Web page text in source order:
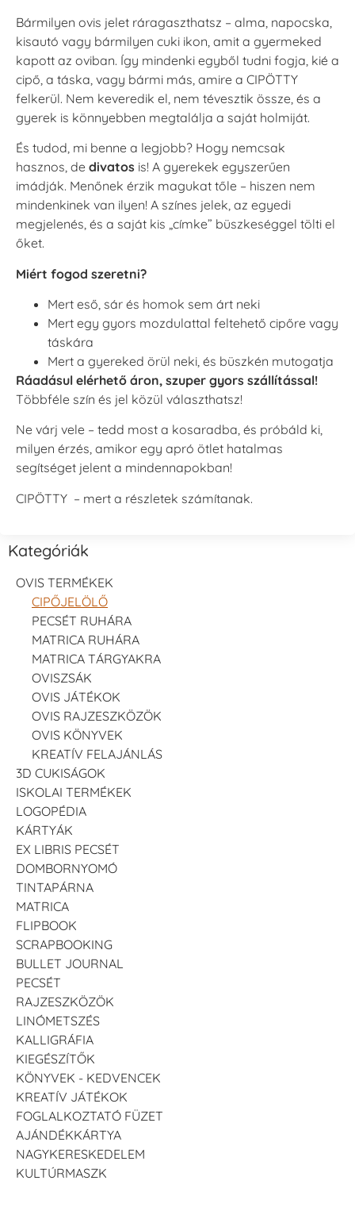
Bármilyen ovis jelet ráragaszthatsz – alma, napocska,
kisautó vagy bármilyen cuki ikon, amit a gyermeked
kapott az oviban. Így mindenki egyből tudni fogja, kié a
cipő, a táska, vagy bármi más, amire a CIPÖTTY
felkerül. Nem keveredik el, nem tévesztik össze, és a
gyerek is könnyebben megtalálja a saját holmiját.
És tudod, mi benne a legjobb? Hogy nemcsak
hasznos, de divatos is! A gyerekek egyszerűen
imádják. Menőnek érzik magukat tőle – hiszen nem
mindenkinek van ilyen! A színes jelek, az egyedi
megjelenés, és a saját kis „címke” büszkeséggel tölti el
őket.
Miért fogod szeretni?
Mert eső, sár és homok sem árt neki
Mert egy gyors mozdulattal feltehető cipőre vagy
táskára
Mert a gyereked örül neki, és büszkén mutogatja
Ráadásul elérhető áron, szuper gyors szállítással!
Többféle szín és jel közül választhatsz!
Ne várj vele – tedd most a kosaradba, és próbáld ki,
milyen érzés, amikor egy apró ötlet hatalmas
segítséget jelent a mindennapokban!
CIPÖTTY – mert a részletek számítanak.
Kategóriák
OVIS TERMÉKEK
CIPŐJELÖLŐ
PECSÉT RUHÁRA
MATRICA RUHÁRA
MATRICA TÁRGYAKRA
OVISZSÁK
OVIS JÁTÉKOK
OVIS RAJZESZKÖZÖK
OVIS KÖNYVEK
KREATÍV FELAJÁNLÁS
3D CUKISÁGOK
ISKOLAI TERMÉKEK
LOGOPÉDIA
KÁRTYÁK
EX LIBRIS PECSÉT
DOMBORNYOMÓ
TINTAPÁRNA
MATRICA
FLIPBOOK
SCRAPBOOKING
BULLET JOURNAL
PECSÉT
RAJZESZKÖZÖK
LINÓMETSZÉS
KALLIGRÁFIA
KIEGÉSZÍTŐK
KÖNYVEK - KEDVENCEK
KREATÍV JÁTÉKOK
FOGLALKOZTATÓ FÜZET
AJÁNDÉKKÁRTYA
NAGYKERESKEDELEM
KULTÚRMASZK